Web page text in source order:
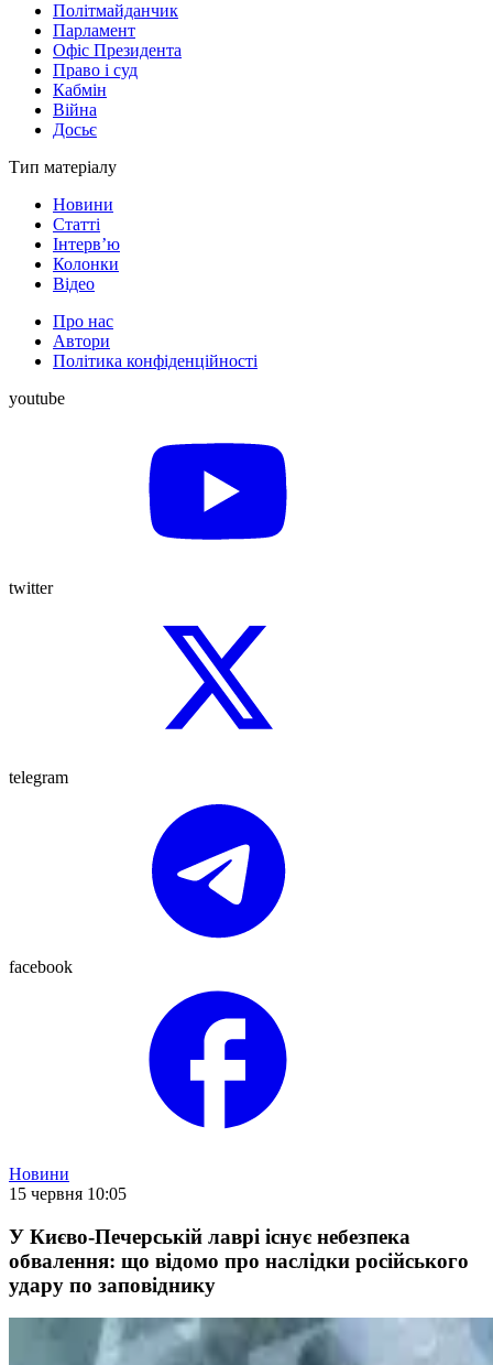
Політмайданчик
Парламент
Офіс Президента
Право і суд
Кабмін
Війна
Досьє
Тип матеріалу
Новини
Статті
Інтерв’ю
Колонки
Відео
Про нас
Автори
Політика конфіденційності
youtube
twitter
telegram
facebook
Новини
15 червня 10:05
У Києво-Печерській лаврі існує небезпека
обвалення: що відомо про наслідки російського
удару по заповіднику